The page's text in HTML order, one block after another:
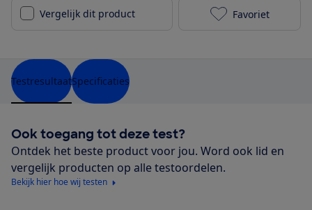
Vergelijk dit product Samsung
Favoriet
TestresultaatSpecificaties
Ook toegang tot deze test?
Ontdek het beste product voor jou. Word ook lid en
vergelijk producten op alle testoordelen.
Bekijk hier hoe wij testen